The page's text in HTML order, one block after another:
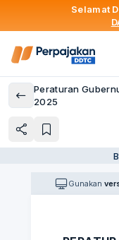
Selamat
Peraturan
2025
Gunakan